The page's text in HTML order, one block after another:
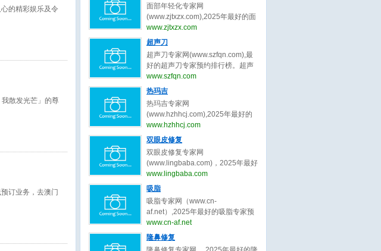
的精彩娱乐及令
散发光芒」的尊
订业务，去澳门
胸部形态的外科整形技术，隆胸旨
在塑造更符合审美标准的身体曲线
并提升女性自信‌。隆胸的‌医学范
畴‌：隆胸属于医美手术，隆胸主要
针对乳房发育不良、扁平或松弛下
垂等问题，通过植入假体或移植自
体组织实现胸部形态优化‌。‌隆胸目
的‌：隆胸可以改善身体比例，增强
女性特征，满足心理及社交需
求‌。
息。预约咨询微信：
bianmei0528。脂肪填充（自体脂
肪移植）是一种通过将自身脂肪组
织移植到需要填充的部位，以达到
塑形、修复凹陷或改善外观的美容
手术。脂肪填充是一种利用自体脂
肪移植技术，将身体其他部位（如
腹部、大腿、臀部）的脂肪抽取、
处理后，注射到需要填充的部位
（如面部、胸部、臀部等），以改
善形态、增加体积或修复缺损。脂
肪填充的手术过程为：脂肪提取、
脂肪处理、脂肪注射。脂肪填充存
活率不稳定：部分脂肪细胞可能无
法存活，需要多次手术以达到理想
效果。
面部年轻化专家网
(www.zjtxzx.com),2025年最好的面
部年轻化专家预约排行榜。面部年
轻化专家网，提供,杨俊,陈兵,黄寅
成,卢丙仑,蒋松林等关于面部年轻化
的专家和信息。预约咨询微信：
bianmei0528。面部年轻化是一种
通过手术或非手术手段改善面部松
弛、下垂等问题，使面部轮廓更加
紧致、年轻化的美容技术。它主要
针对因年龄增长、胶原蛋白流失、
脂肪移位等原因导致的面部皮肤松
弛、皱纹、下垂等衰老特征。面部
年轻化的常见方法包括：手术类面
部年轻化（面部提拉术、SMAS筋
膜提升术、小切口面部年轻化）和
非手术类面部年轻化（注射填充提
升、埋线提升、射频紧肤术、超声
提拉）。
www.zjtxzx.com
超声刀
超声刀专家网(www.szfqn.com),最
好的超声刀专家预约排行榜。超声
刀专家网，提供,常毅,汪文娟,杨芷,
肖阳,张志宇,张静,侯明波,徐鹏2,刘
息。预约咨询微信：
bianmei0528。超声刀是一种利用
超声波能量进行手术治疗的设备，
它在医疗领域有广泛的应用。超声
刀，全称为超声切割止血刀，是一
种利用超声波的高频振动来切割和
凝固人体组织的医疗器械。超声刀
通过将电能转换为超声波能量，利
用超声波的热效应、空化效应和机
械效应，实现对组织的切割、凝固
和止血。
www.szfqn.com
热玛吉
热玛吉专家网
(www.hzhhcj.com),2025年最好的
热玛吉专家预约排行榜。热玛吉专
家网，提供,王恒1,徐宇红,谢活生,夏
自刚,牟北平等关于热玛吉的专家和
信息。预约咨询微信：
bianmei0528。热玛吉是一种利用
射频技术进行皮肤紧致和抗衰老的
非侵入性美容治疗方法。热玛吉通
过高射频能量作用于皮肤深层，刺
激胶原蛋白的收缩和再生，从而达
到紧致肌肤、减少皱纹的效果。热
玛吉的工作原理基于射频技术。在
www.hzhhcj.com
双眼皮修复
双眼皮修复专家网
(www.lingbaba.com)，2025年最好
的双眼皮修复专家预约排行榜。双
眼皮修复专家网，提供曾翾,张园园,
雄,史迎军,白永辉,李冉,冷静,田怡,刘
平,陈勇,余东,周瑜,俞惠忠,张楚,李
勇,郑小红,王晓峰,王恒,王维,佀同帅,
徐晓斐,王衡健,陈小剑,王振军,刘志
刚,孟明星,杨蓉,王香平,敖健飞,师丽
www.lingbaba.com
吸脂
吸脂专家网（www.cn-
af.net）,2025年最好的吸脂专家预
约排行榜。吸脂专家网，提供顾云
鹏,李发成,曹卫刚,齐越,王春虎,李小
www.cn-af.net
隆鼻修复